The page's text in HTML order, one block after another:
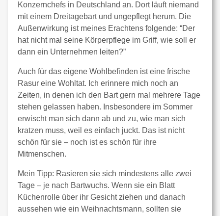
Konzernchefs in Deutschland an. Dort läuft niemand
mit einem Dreitagebart und ungepflegt herum. Die
Außenwirkung ist meines Erachtens folgende: “Der
hat nicht mal seine Körperpflege im Griff, wie soll er
dann ein Unternehmen leiten?”
Auch für das eigene Wohlbefinden ist eine frische
Rasur eine Wohltat. Ich erinnere mich noch an
Zeiten, in denen ich den Bart gern mal mehrere Tage
stehen gelassen haben. Insbesondere im Sommer
erwischt man sich dann ab und zu, wie man sich
kratzen muss, weil es einfach juckt. Das ist nicht
schön für sie – noch ist es schön für ihre
Mitmenschen.
Mein Tipp: Rasieren sie sich mindestens alle zwei
Tage – je nach Bartwuchs. Wenn sie ein Blatt
Küchenrolle über ihr Gesicht ziehen und danach
aussehen wie ein Weihnachtsmann, sollten sie